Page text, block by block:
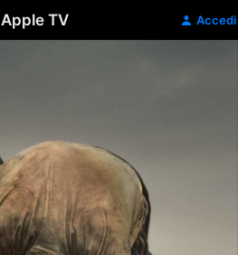
Apple TV Accedi